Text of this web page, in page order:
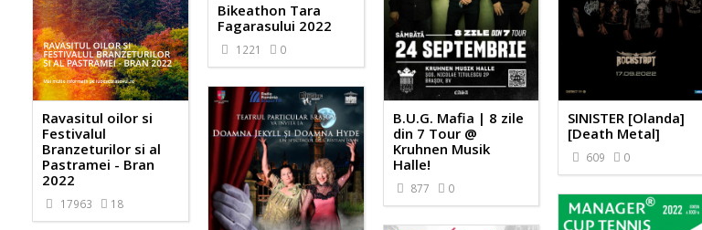
Ravasitul oilor si
Festivalul
Branzeturilor si al
Pastramei - Bran
2022
17963 18
Bikeathon Tara
Fagarasului 2022
1221 0
B.U.G. Mafia | 8 zile
din 7 Tour @
Kruhnen Musik
Halle!
877 0
SINISTER [Olanda]
[Death Metal]
609 0